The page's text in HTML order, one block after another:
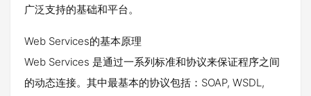
广泛支持的基础和平台。
Web Services的基本原理
Web Services 是通过一系列标准和协议来保证程序之间
的动态连接。其中最基本的协议包括：SOAP, WSDL,